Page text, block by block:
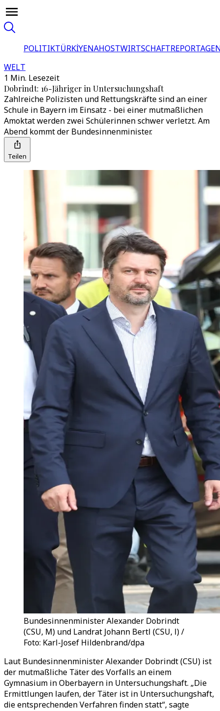
POLITIKTÜRKİYENAHOSTWIRTSCHAFT
WELT
1 Min. Lesezeit
Dobrindt: 16-Jähriger in Untersuchungshaft
Zahlreiche Polizisten und Rettungskräfte sind an einer
Schule in Bayern im Einsatz - bei einer mutmaßlichen
Amoktat werden zwei Schülerinnen schwer verletzt. Am
Abend kommt der Bundesinnenminister.
Teilen
Bundesinnenminister Alexander Dobrindt
(CSU, M) und Landrat Johann Bertl (CSU, l) /
Foto: Karl-Josef Hildenbrand/dpa
Laut Bundesinnenminister Alexander Dobrindt (CSU) ist
der mutmaßliche Täter des Vorfalls an einem
Gymnasium in Oberbayern in Untersuchungshaft. „Die
Ermittlungen laufen, der Täter ist in Untersuchungshaft,
die entsprechenden Verfahren finden statt“, sagte